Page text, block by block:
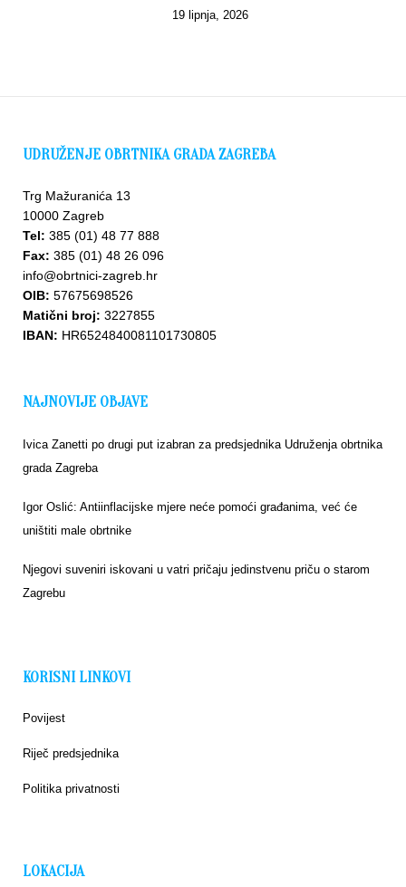
19 lipnja, 2026
UDRUŽENJE OBRTNIKA GRADA ZAGREBA
Trg Mažuranića 13
10000 Zagreb
Tel: 385 (01) 48 77 888
Fax: 385 (01) 48 26 096
info@obrtnici-zagreb.hr
OIB: 57675698526
Matični broj: 3227855
IBAN: HR6524840081101730805
NAJNOVIJE OBJAVE
Ivica Zanetti po drugi put izabran za predsjednika Udruženja obrtnika
grada Zagreba
Igor Oslić: Antiinflacijske mjere neće pomoći građanima, već će
uništiti male obrtnike
Njegovi suveniri iskovani u vatri pričaju jedinstvenu priču o starom
Zagrebu
KORISNI LINKOVI
Povijest
Riječ predsjednika
Politika privatnosti
LOKACIJA